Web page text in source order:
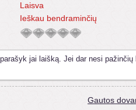
Laisva
Ieškau bendraminčių
jai laišką. Jei dar nesi pažinčių
Gautos